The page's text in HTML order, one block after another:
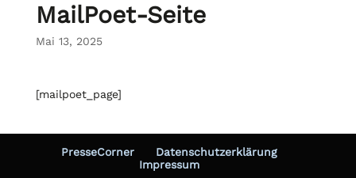
MailPoet-Seite
Mai 13, 2025
[mailpoet_page]
PresseCorner
Datenschutzerklärung
Impressum